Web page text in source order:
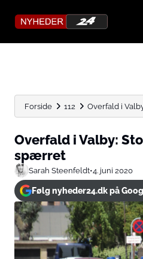
Forside 112 Overfald i
Overfald i Valby:
spærret
Sarah Steenfeldt•4. juni 2020
Følg nyheder24.dk på